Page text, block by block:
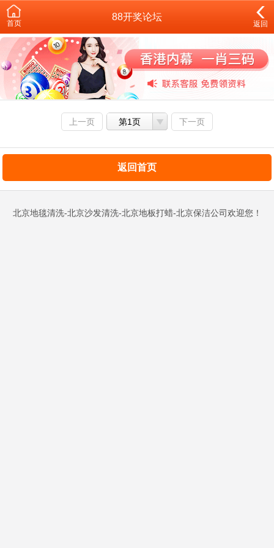
首页
88开奖论坛
返回
上一页 第1页 下一页
返回首页
北京地毯清洗-北京沙发清洗-北京地板打蜡-北京保洁公司欢迎您！